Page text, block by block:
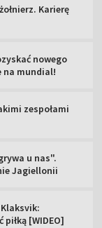
Karierę
nowego
na mundial!
zespołami
u nas".
Jagiellonii
[WIDEO]